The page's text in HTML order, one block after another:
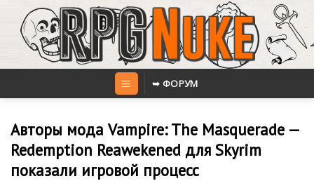
content
➥ ФОРУМ
Авторы мода Vampire: The Masquerade —
Redemption Reawekened для Skyrim
показали игровой процесс